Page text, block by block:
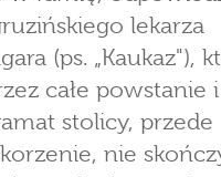
lekarza
(ps. „Kaukaz"),
całe powstanie
stolicy, przede
nie